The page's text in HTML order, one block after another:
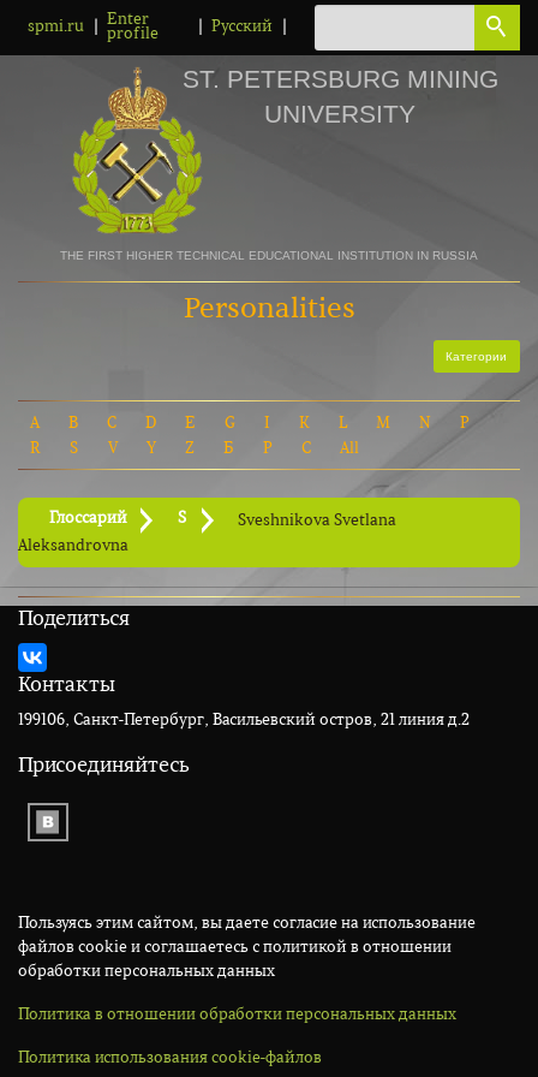
spmi.ru
Enter
profile
Русский
ST. PETERSBURG MINING
UNIVERSITY
THE FIRST HIGHER TECHNICAL EDUCATIONAL INSTITUTION IN RUSSIA
Personalities
Категории
A B C D E G I K L M N
P
R
S V Y Z Б Р С All
Глоссарий S
Sveshnikova Svetlana
Aleksandrovna
Поделиться
Контакты
199106, Санкт-Петербург, Васильевский остров, 21 линия д.2
Присоединяйтесь
Пользуясь этим сайтом, вы даете согласие на использование
файлов cookie и соглашаетесь с политикой в отношении
обработки персональных данных
Политика в отношении обработки персональных данных
Политика использования cookie-файлов